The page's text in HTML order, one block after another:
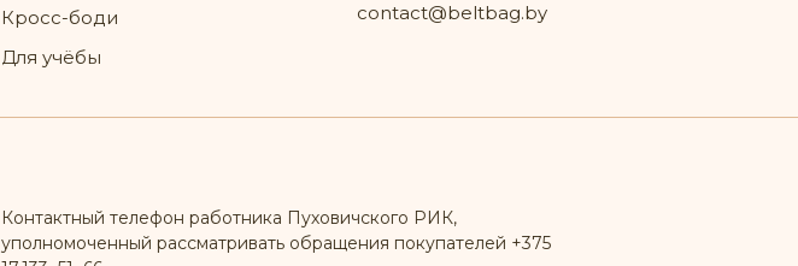
Кросс-боди
Для учёбы
contact@beltbag.by
Контактный телефон работника Пуховичского РИК,
уполномоченный рассматривать обращения покупателей +375